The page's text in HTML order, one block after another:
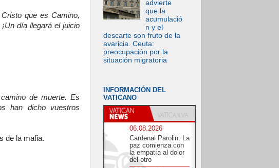
que es Camino,
día llegará el juicio
de muerte. Es
han dicho vuestros
de la mafia.
advierte
que la
acumulació
n y el
descarte son fruto de la
avaricia. Ceuta:
preocupación por la
situación migratoria
INFORMACIÓN DEL
VATICANO
06.08.2026
Cardenal Parolin: La
paz comienza con
la empatía al dolor
del otro